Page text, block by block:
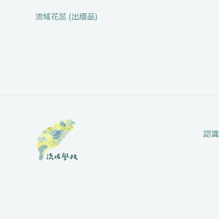
流域花蕊 (出版品)
認